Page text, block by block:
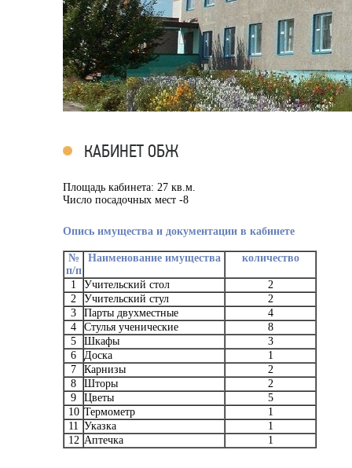
КАБИНЕТ ОБЖ
Площадь кабинета: 27 кв.м.
Число посадочных мест -8
Опись имущества и документации в кабинете
№
п/п
Наименование имущества количество
1 Учительский стол
2
2
Учительский стул
2
3
Парты двухместные
4
4
Стулья ученические
8
5
Шкафы
3
6
Доска
1
7
Карнизы
2
8
Шторы
2
9
Цветы
5
10 Термометр
1
11 Указка
1
12 Аптечка 1